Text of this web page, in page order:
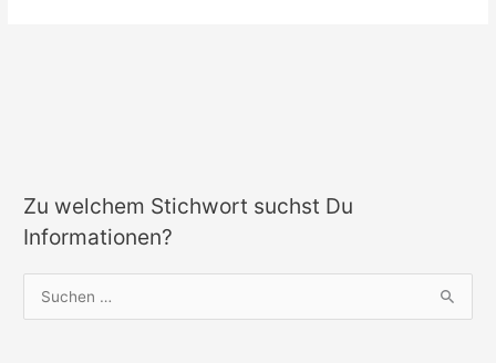
Zu welchem Stichwort suchst Du
Informationen?
u